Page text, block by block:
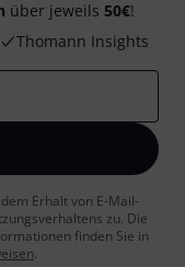
über jeweils 50€!
Thomann Insights
Erhalt von E-Mail-
zu. Die
finden Sie in
.